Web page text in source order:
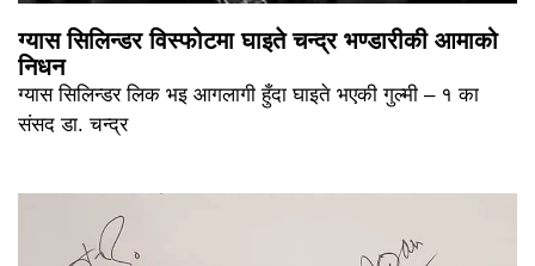
ग्यास सिलिन्डर विस्फोटमा घाइते चन्द्र भण्डारीकी आमाको
निधन
ग्यास सिलिन्डर लिक भइ आगलागी हुँदा घाइते भएकी गुल्मी – १ का
संसद डा. चन्द्र